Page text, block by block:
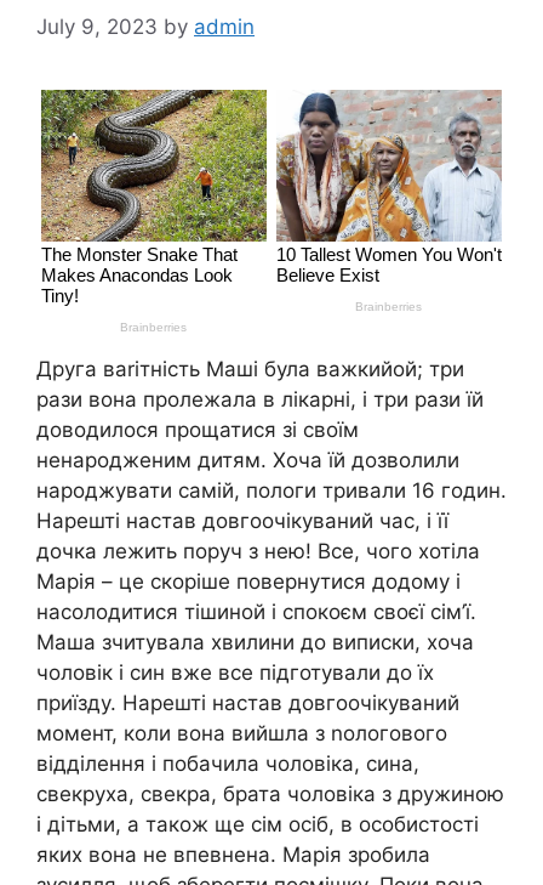
July 9, 2023 by admin
Друга ваrітність Маші була важкийой; три
рази вона пролежала в лікарні, і три рази їй
доводилося прощатися зі своїм
ненародженим дитям. Хоча їй дозволили
народжувати самій, пологи тривали 16 годин.
Нарешті настав довгоочікуваний час, і її
дочка лежить поруч з нею! Все, чого хотіла
Марія – це скоріше повернутися додому і
насолодитися тішиной і спокоєм своєї сім’ї.
Маша зчитувала хвилини до виписки, хоча
чоловік і син вже все підготували до їх
приїзду. Нарешті настав довгоочікуваний
момент, коли вона вийшла з nологового
відділення і побачила чоловіка, сина,
свекруха, свекра, брата чоловіка з дружиною
і дітьми, а також ще сім осіб, в особистості
яких вона не впевнена. Марія зробила